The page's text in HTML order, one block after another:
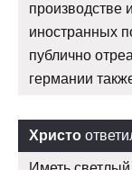
производстве
иностранных
публично
германии
Христо